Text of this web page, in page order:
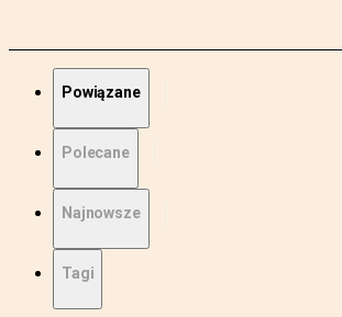
Powiązane
Polecane
Najnowsze
Tagi